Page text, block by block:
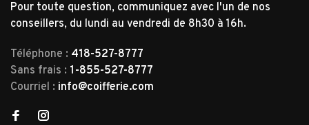
Pour toute question, communiquez avec l'un de nos
conseillers, du lundi au vendredi de 8h30 à 16h.
Téléphone : 418-527-8777
Sans frais : 1-855-527-8777
Courriel : info@coifferie.com